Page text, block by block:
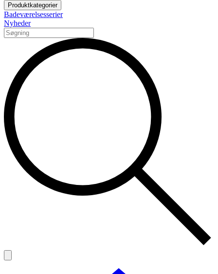
Produktkategorier
Badeværelsesserier
Nyheder